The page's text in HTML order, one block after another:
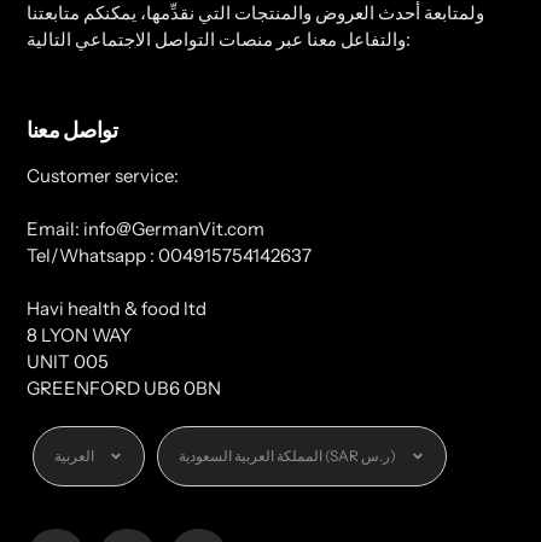
ولمتابعة أحدث العروض والمنتجات التي نقدِّمها، يمكنكم متابعتنا
والتفاعل معنا عبر منصات التواصل الاجتماعي التالية:
تواصل معنا
Customer service:
Email: info@GermanVit.com
Tel/Whatsapp : 004915754142637
Havi health & food ltd
8 LYON WAY
UNIT 005
GREENFORD UB6 0BN
اللغة
العربية العملة المملكة العربية السعودية (SAR ر.س)